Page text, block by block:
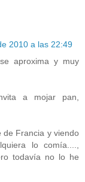
2010 a las 22:49
aproxima y muy
a mojar pan,
de Francia y viendo
lo comía....,
todavía no lo he